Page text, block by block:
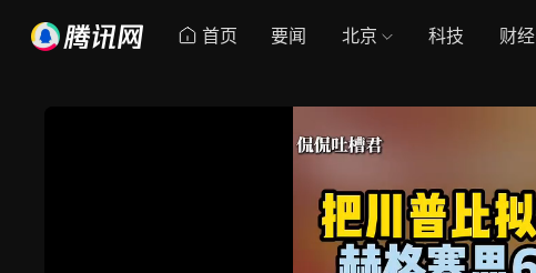
首页 要闻 北京 科技 财经